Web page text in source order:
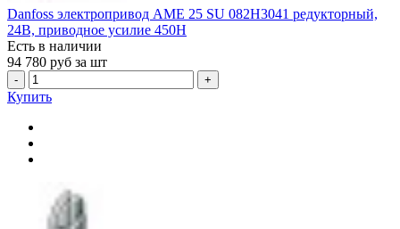
Danfoss электропривод AME 25 SU 082H3041 редукторный,
24В, приводное усилие 450Н
Есть в наличии
94 780 руб за шт
- +
Купить